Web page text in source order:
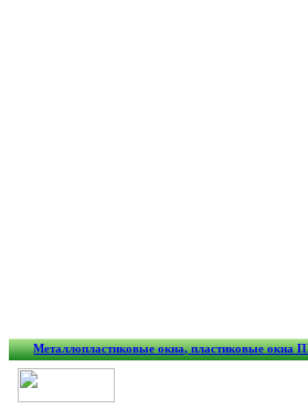
Металлопластиковые окна, пластиковые окна